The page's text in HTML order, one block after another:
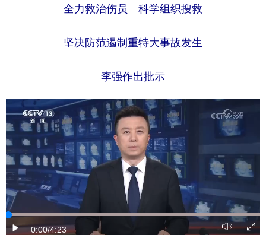
全力救治伤员 科学组织搜救
坚决防范遏制重特大事故发生
李强作出批示
0:00/4:23